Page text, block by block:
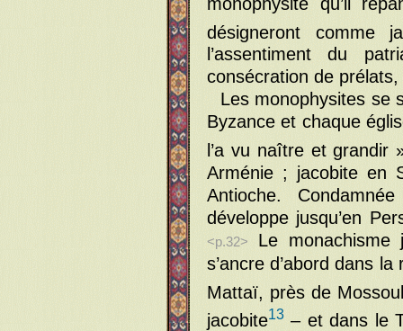
désigneront comme
l’assentiment du
consécration de
Les monophysites se
Byzance et chaque
l’a vu naître et grandir
Arménie ; jacobite en
Antioche.
développe jusqu’en
<p.32>
Le monachisme
s’ancre d’abord dans
Mattaï, près de
jacobite13 – et dans le